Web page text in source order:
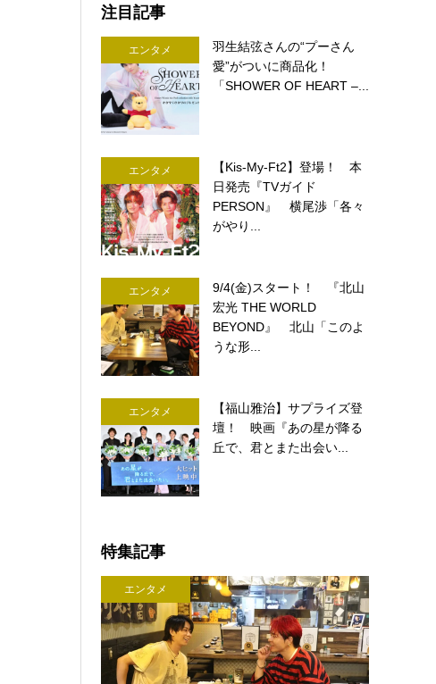
注目記事
エンタメ
羽生結弦さんの“プーさん
愛”がついに商品化！
「SHOWER OF HEART –...
エンタメ
【Kis-My-Ft2】登場！ 本
日発売『TVガイド
PERSON』 横尾渉「各々
がやり...
エンタメ
9/4(金)スタート！ 『北山
宏光 THE WORLD
BEYOND』 北山「このよ
うな形...
エンタメ
【福山雅治】サプライズ登
壇！ 映画『あの星が降る
丘で、君とまた出会い...
特集記事
エンタメ